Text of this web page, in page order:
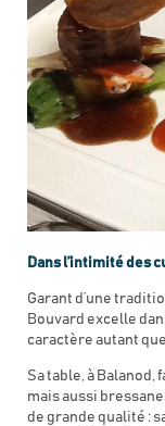
Dans l’intimité des
Garant d’une
Bouvard excelle
caractère autant
Sa table, à
mais aussi
de grande qualité :